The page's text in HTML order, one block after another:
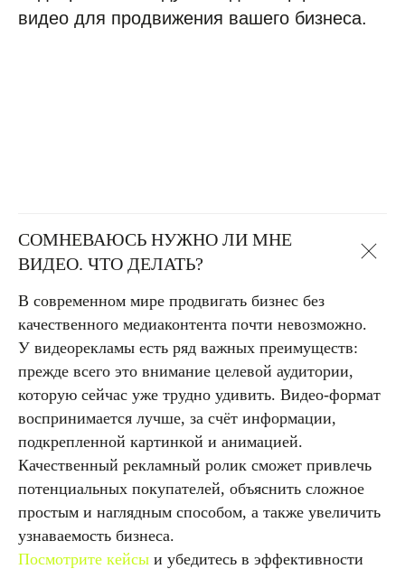
видео для продвижения вашего бизнеса.
СОМНЕВАЮСЬ НУЖНО ЛИ МНЕ
ВИДЕО. ЧТО ДЕЛАТЬ?
В современном мире продвигать бизнес без
качественного медиаконтента почти невозможно.
У видеорекламы есть ряд важных преимуществ:
прежде всего это внимание целевой аудитории,
которую сейчас уже трудно удивить. Видео-формат
воспринимается лучше, за счёт информации,
подкрепленной картинкой и анимацией.
Качественный рекламный ролик сможет привлечь
потенциальных покупателей, объяснить сложное
простым и наглядным способом, а также увеличить
узнаваемость бизнеса.
Посмотрите кейсы и убедитесь в эффективности